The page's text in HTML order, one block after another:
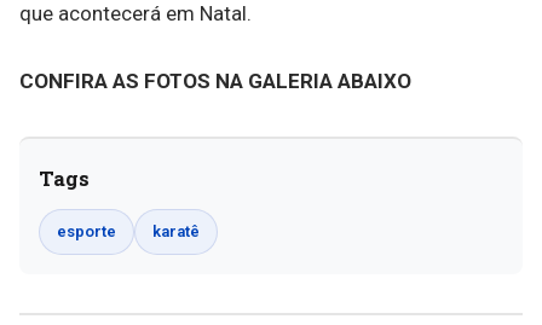
que acontecerá em Natal.
CONFIRA AS FOTOS NA GALERIA ABAIXO
Tags
esporte karatê